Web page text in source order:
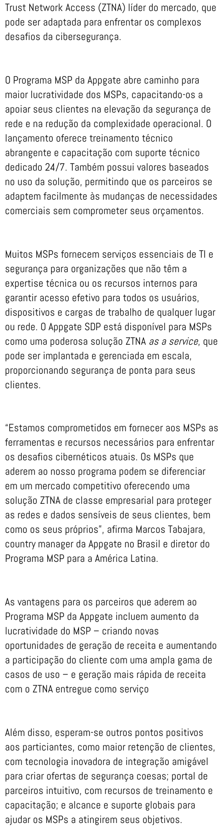
Trust Network Access (ZTNA) líder do mercado, que
pode ser adaptada para enfrentar os complexos
desafios da cibersegurança.
O Programa MSP da Appgate abre caminho para
maior lucratividade dos MSPs, capacitando-os a
apoiar seus clientes na elevação da segurança de
rede e na redução da complexidade operacional. O
lançamento oferece treinamento técnico
abrangente e capacitação com suporte técnico
dedicado 24/7. Também possui valores baseados
no uso da solução, permitindo que os parceiros se
adaptem facilmente às mudanças de necessidades
comerciais sem comprometer seus orçamentos.
Muitos MSPs fornecem serviços essenciais de TI e
segurança para organizações que não têm a
expertise técnica ou os recursos internos para
garantir acesso efetivo para todos os usuários,
dispositivos e cargas de trabalho de qualquer lugar
ou rede. O Appgate SDP está disponível para MSPs
como uma poderosa solução ZTNA as a service, que
pode ser implantada e gerenciada em escala,
proporcionando segurança de ponta para seus
clientes.
“Estamos comprometidos em fornecer aos MSPs as
ferramentas e recursos necessários para enfrentar
os desafios cibernéticos atuais. Os MSPs que
aderem ao nosso programa podem se diferenciar
em um mercado competitivo oferecendo uma
solução ZTNA de classe empresarial para proteger
as redes e dados sensíveis de seus clientes, bem
como os seus próprios”, afirma Marcos Tabajara,
country manager da Appgate no Brasil e diretor do
Programa MSP para a América Latina.
As vantagens para os parceiros que aderem ao
Programa MSP da Appgate incluem aumento da
lucratividade do MSP – criando novas
oportunidades de geração de receita e aumentando
a participação do cliente com uma ampla gama de
casos de uso – e geração mais rápida de receita
com o ZTNA entregue como serviço
Além disso, esperam-se outros pontos positivos
aos particiantes, como maior retenção de clientes,
com tecnologia inovadora de integração amigável
para criar ofertas de segurança coesas; portal de
parceiros intuitivo, com recursos de treinamento e
capacitação; e alcance e suporte globais para
ajudar os MSPs a atingirem seus objetivos.